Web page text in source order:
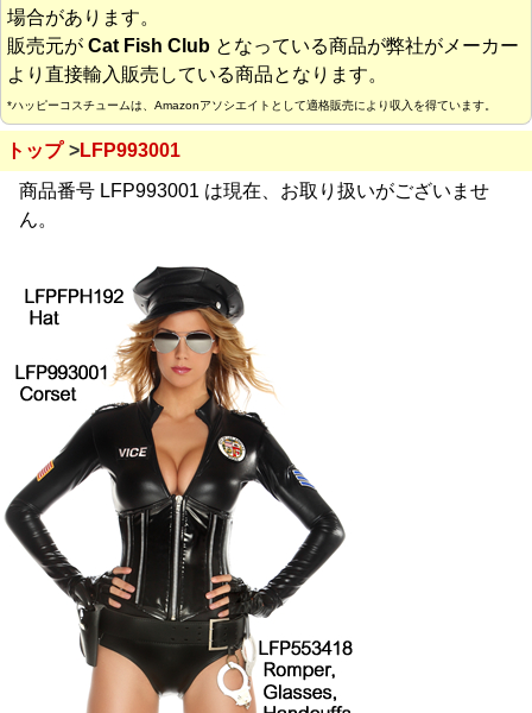
場合があります。
販売元が Cat Fish Club となっている商品が弊社がメーカー
より直接輸入販売している商品となります。
*ハッピーコスチュームは、Amazonアソシエイトとして適格販売により収入を得ています。
トップ
LFP993001
商品番号 LFP993001 は現在、お取り扱いがございませ
ん。